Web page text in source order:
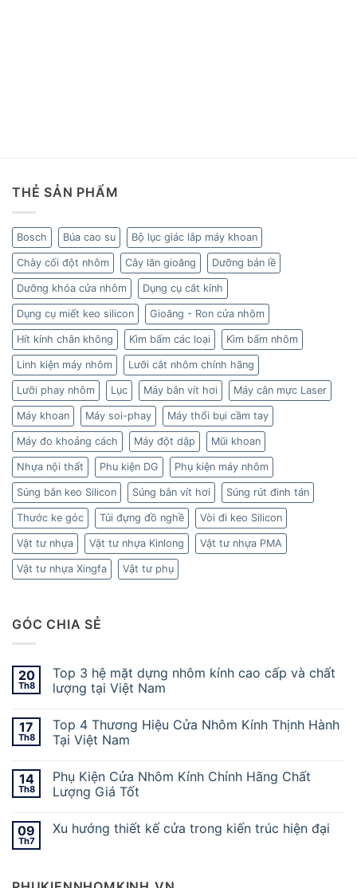
THẺ SẢN PHẨM
Bosch Búa cao su Bộ lục giác lắp máy khoan
Chày cối đột nhôm Cây lăn gioăng Dưỡng bản lề
Dưỡng khóa cửa nhôm Dụng cụ cắt kính
Dụng cụ miết keo silicon Gioăng - Ron cửa nhôm
Hít kính chân không Kìm bấm các loại Kìm bấm nhôm
Linh kiện máy nhôm Lưỡi cắt nhôm chính hãng
Lưỡi phay nhôm Lục Máy bắn vít hơi Máy cân mực Laser
Máy khoan Máy soi-phay Máy thổi bụi cầm tay
Máy đo khoảng cách Máy đột dập Mũi khoan
Nhựa nội thất Phu kiện DG Phụ kiện máy nhôm
Súng bắn keo Silicon Súng bắn vít hơi Súng rút đinh tán
Thước ke góc Túi đựng đồ nghề Vòi đi keo Silicon
Vật tư nhựa Vật tư nhựa Kinlong Vật tư nhựa PMA
Vật tư nhựa Xingfa Vật tư phụ
GÓC CHIA SẺ
20
Th8
Top 3 hệ mặt dựng nhôm kính cao cấp và chất
lượng tại Việt Nam
17
Th8
Top 4 Thương Hiệu Cửa Nhôm Kính Thịnh Hành
Tại Việt Nam
14
Th8
Phụ Kiện Cửa Nhôm Kính Chính Hãng Chất
Lượng Giá Tốt
09
Th7
Xu hướng thiết kế cửa trong kiến trúc hiện đại